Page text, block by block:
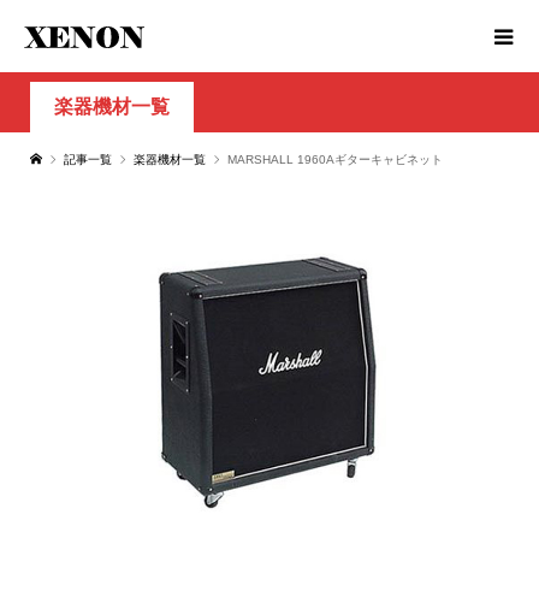
楽器機材一覧
記事一覧 楽器機材一覧 MARSHALL 1960Aギターキャビネット